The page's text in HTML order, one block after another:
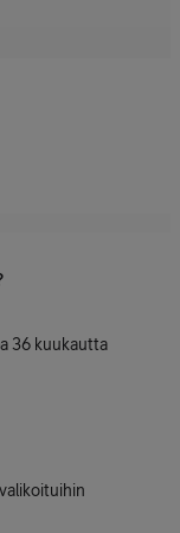
36 kuukautta